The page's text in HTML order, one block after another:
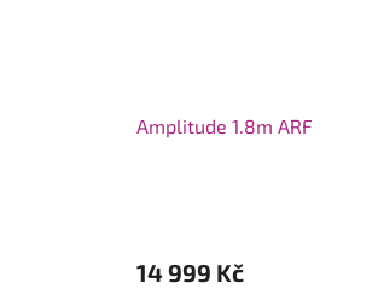
Amplitude 1.8m ARF
14 999 Kč